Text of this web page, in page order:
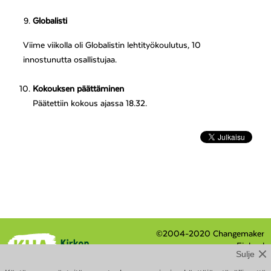
Globalisti
Viime viikolla oli Globalistin lehtityökoulutus, 10
innostunutta osallistujaa.
Kokouksen päättäminen
Päätettiin kokous ajassa 18.32.
©2004-2020 Changemaker
Finland
Eteläranta 8 / PL 210, 00131
Sulje